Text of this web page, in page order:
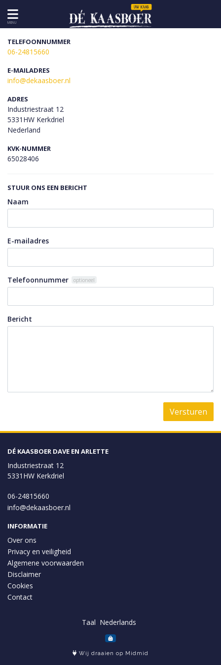
MENU
TELEFOONNUMMER
06-24815660
E-MAILADRES
info@dekaasboer.nl
ADRES
Industriestraat 12
5331HW Kerkdriel
Nederland
KVK-NUMMER
65028406
STUUR ONS EEN BERICHT
Naam
E-mailadres
Telefoonnummer optioneel
Bericht
Versturen
DÉ KAASBOER DAVE EN ARLETTE
Industriestraat 12
5331HW Kerkdriel
06-24815660
info@dekaasboer.nl
INFORMATIE
Over ons
Privacy en veiligheid
Algemene voorwaarden
Disclaimer
Cookies
Contact
Taal
Wij draaien op Midmid